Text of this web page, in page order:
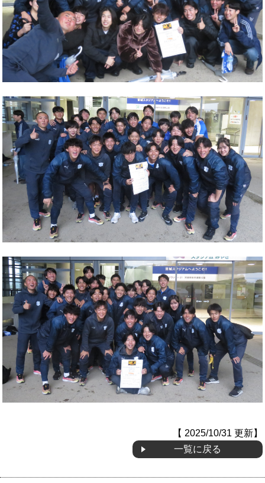
【 2025/10/31 更新】
一覧に戻る